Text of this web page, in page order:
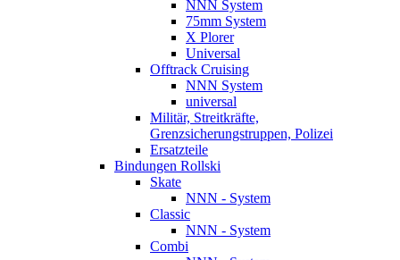
NNN System
75mm System
X Plorer
Universal
Offtrack Cruising
NNN System
universal
Militär, Streitkräfte,
Grenzsicherungstruppen, Polizei
Ersatzteile
Bindungen Rollski
Skate
NNN - System
Classic
NNN - System
Combi